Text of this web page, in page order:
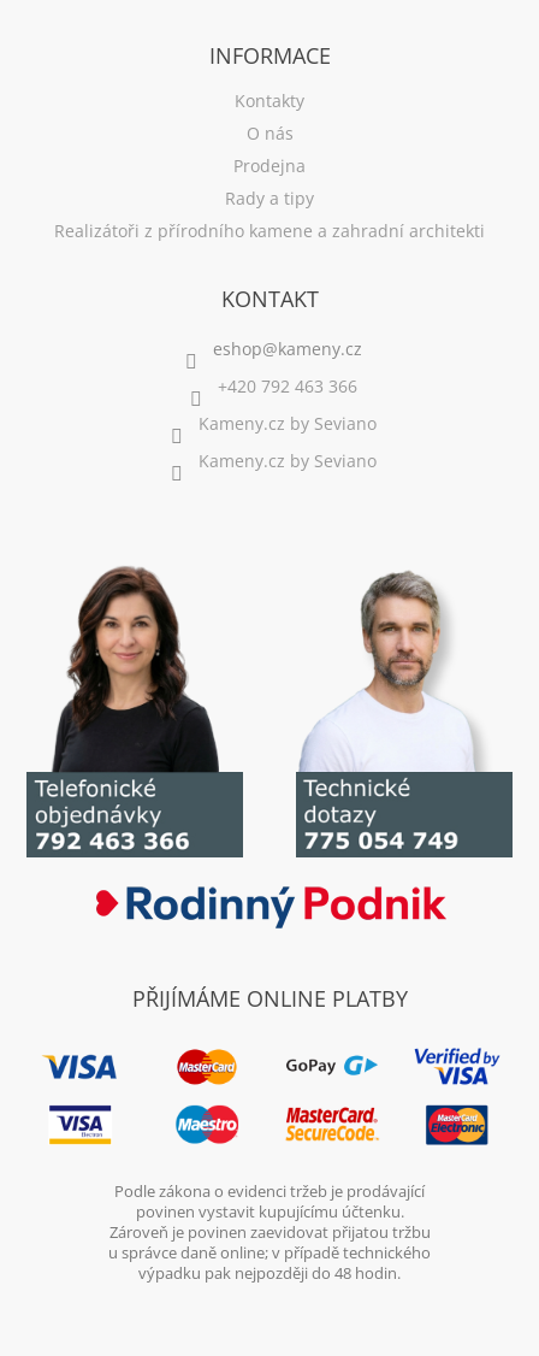
INFORMACE
Kontakty
O nás
Prodejna
Rady a tipy
Realizátoři z přírodního kamene a zahradní architekti
KONTAKT
+420 792 463 366
Kameny.cz by Seviano
Kameny.cz by Seviano
PŘIJÍMÁME ONLINE PLATBY
Podle zákona o evidenci tržeb je prodávající
povinen vystavit kupujícímu účtenku.
Zároveň je povinen zaevidovat přijatou tržbu
u správce daně online; v případě technického
výpadku pak nejpozději do 48 hodin.